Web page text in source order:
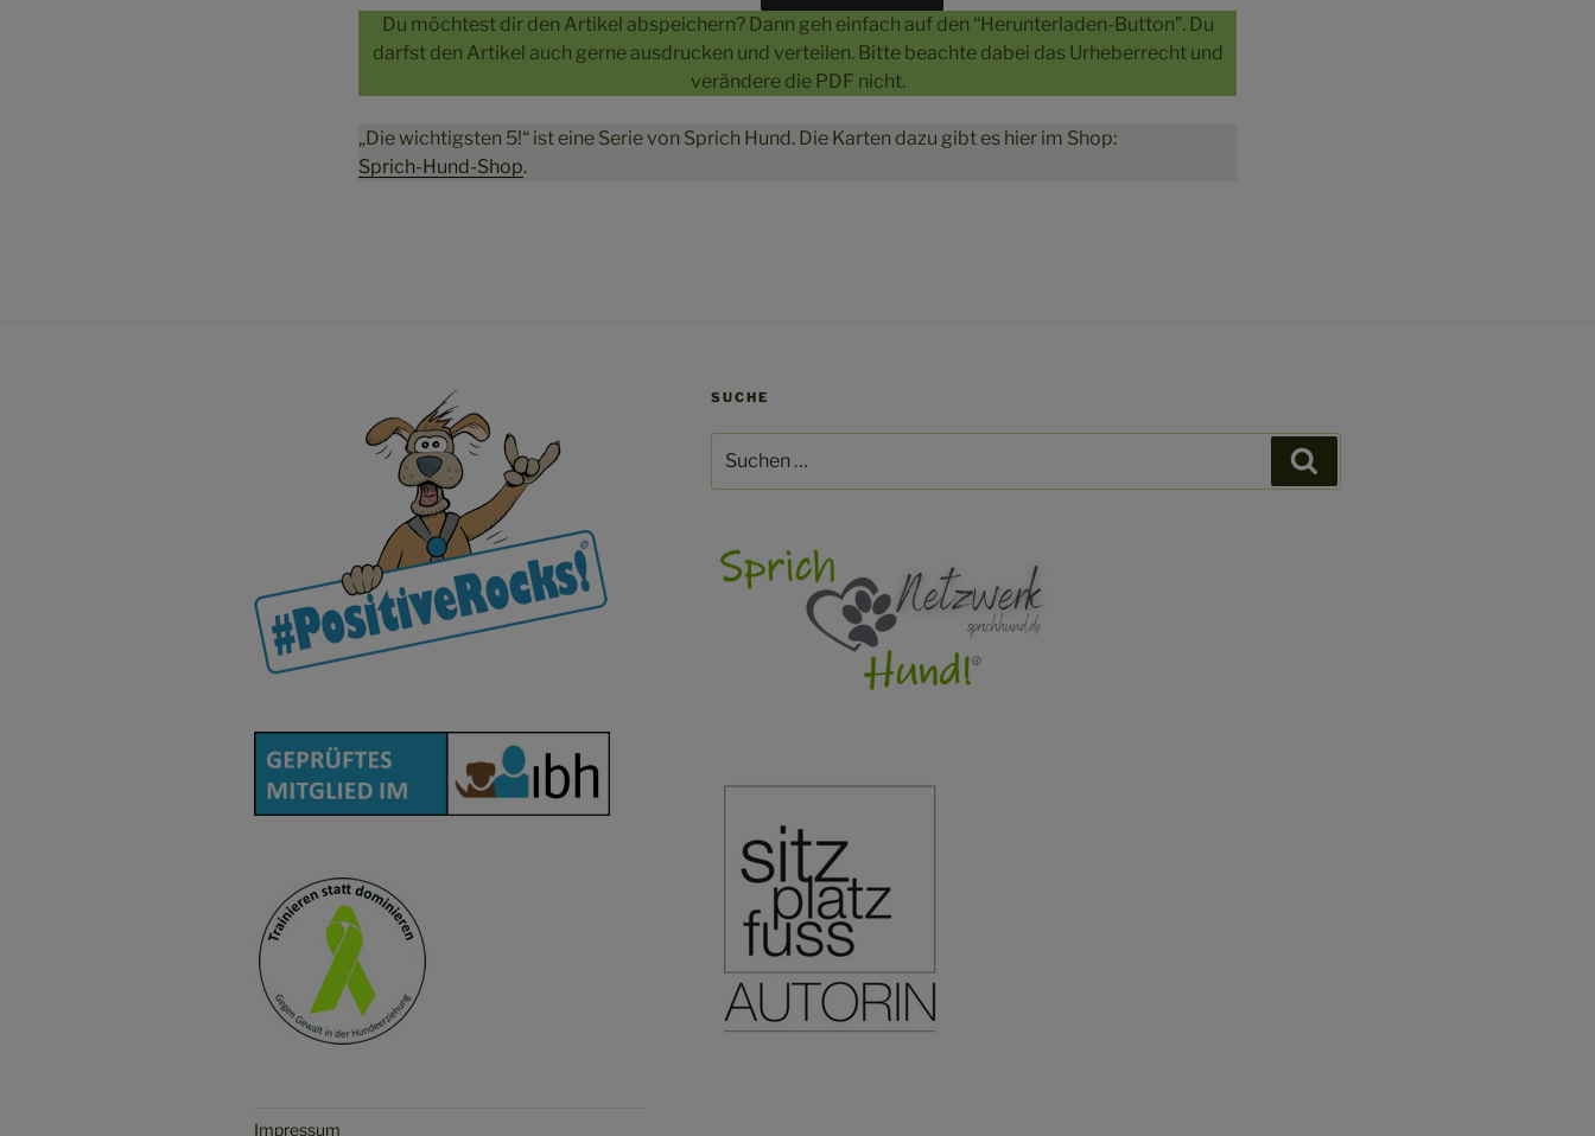
Du möchtest dir den Artikel abspeichern? Dann geh einfach auf den “Herunterladen-Button”. Du
darfst den Artikel auch gerne ausdrucken und verteilen. Bitte beachte dabei das Urheberrecht und
verändere die PDF nicht.
„Die wichtigsten 5!“ ist eine Serie von Sprich Hund. Die Karten dazu gibt es hier im Shop:
Sprich-Hund-Shop.
Impressum
SUCHE
nach: